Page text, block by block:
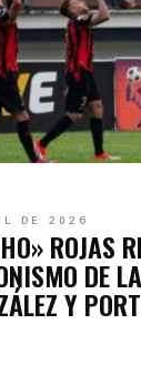
DE 2026
ROJAS
DE
Y